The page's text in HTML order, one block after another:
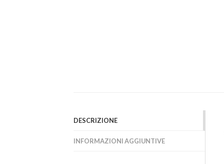
DESCRIZIONE
INFORMAZIONI AGGIUNTIVE